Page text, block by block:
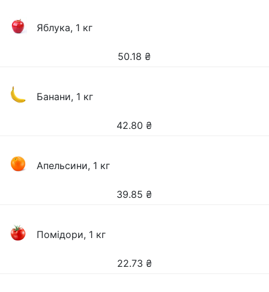
Яблука, 1 кг
50.18 ₴
Банани, 1 кг
42.80 ₴
Апельсини, 1 кг
39.85 ₴
Помідори, 1 кг
22.73 ₴